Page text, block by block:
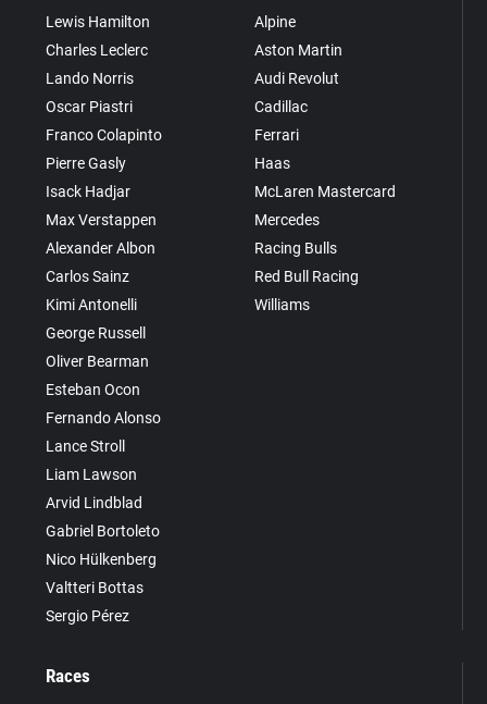
Lewis Hamilton
Charles Leclerc
Lando Norris
Oscar Piastri
Franco Colapinto
Pierre Gasly
Isack Hadjar
Max Verstappen
Alexander Albon
Carlos Sainz
Kimi Antonelli
George Russell
Oliver Bearman
Esteban Ocon
Fernando Alonso
Lance Stroll
Liam Lawson
Arvid Lindblad
Gabriel Bortoleto
Nico Hülkenberg
Valtteri Bottas
Sergio Pérez
Alpine
Aston Martin
Audi Revolut
Cadillac
Ferrari
Haas
McLaren Mastercard
Mercedes
Racing Bulls
Red Bull Racing
Williams
Races